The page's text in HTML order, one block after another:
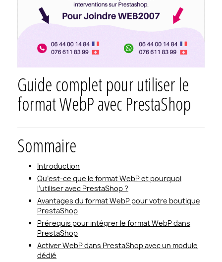
Guide complet pour utiliser le
format WebP avec PrestaShop
Sommaire
Introduction
Qu’est-ce que le format WebP et pourquoi
l’utiliser avec PrestaShop ?
Avantages du format WebP pour votre boutique
PrestaShop
Prérequis pour intégrer le format WebP dans
PrestaShop
Activer WebP dans PrestaShop avec un module
dédié